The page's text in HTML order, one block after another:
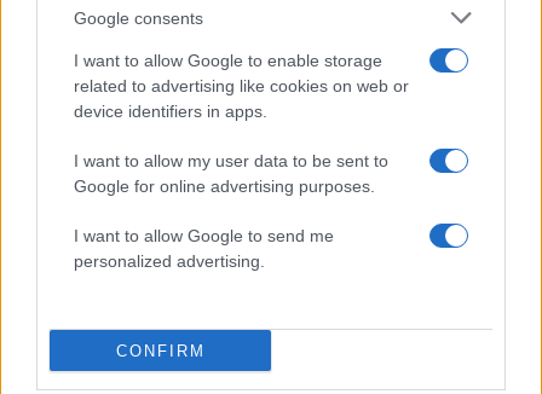
Google consents
I want to allow Google to enable storage
related to advertising like cookies on web or
device identifiers in apps.
I want to allow my user data to be sent to
Google for online advertising purposes.
I want to allow Google to send me
personalized advertising.
CONFIRM
22:0306.01.25
ΜΕΘ του «Ευαγγελισμού»